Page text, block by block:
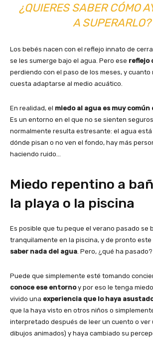
¿QUIERES SABER CÓMO
A SUPERARLO?
Los bebés nacen con el reflejo innato de
se les sumerge bajo el agua. Pero ese reflejo
perdiendo con el paso de los meses, y cuanto
cuesta adaptarse al medio acuático.
En realidad, el miedo al agua es muy común
Es un entorno en el que no se sienten
normalmente resulta estresante: el agua está
dónde pisan o no ven el fondo, hay más
haciendo ruido…
Miedo repentino a
la playa o la piscina
Es posible que tu peque el verano pasado se
tranquilamente en la piscina, y de pronto este
saber nada del agua . Pero, ¿qué ha pasado?
Puede que simplemente esté tomando
conoce ese entornoy por eso le tenga
vivido una experiencia que lo haya
que la haya visto en otros niños o
interpretado después de leer un cuento o ver
dibujos animados) y haya cambiado su